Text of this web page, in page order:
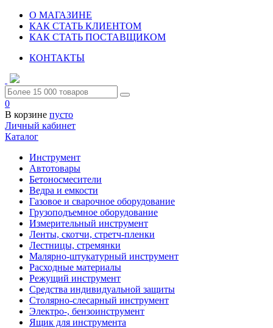
О МАГАЗИНЕ
КАК СТАТЬ КЛИЕНТОМ
КАК СТАТЬ ПОСТАВЩИКОМ
КОНТАКТЫ
0
В корзине пусто
Личный кабинет
Каталог
Инструмент
Автотовары
Бетоносмесители
Ведра и емкости
Газовое и сварочное оборудование
Грузоподъемное оборудование
Измерительный инструмент
Ленты, скотчи, стретч-пленки
Лестницы, стремянки
Малярно-штукатурный инструмент
Расходные материалы
Режущий инструмент
Средства индивидуальной защиты
Столярно-слесарный инструмент
Электро-, бензоинструмент
Ящик для инструмента